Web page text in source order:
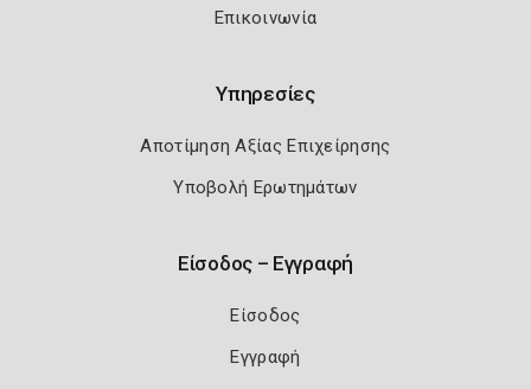
Επικοινωνία
Υπηρεσίες
Αποτίμηση Αξίας Επιχείρησης
Υποβολή Ερωτημάτων
Είσοδος – Εγγραφή
Είσοδος
Εγγραφή